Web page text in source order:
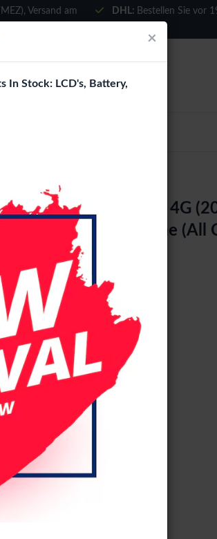
in
Versand am
DHL: Bestellen Sie vor
Moto G STYLUS 4G
Assembly No Frame (All
Registrieren
×
In Stock: LCD's, Battery,